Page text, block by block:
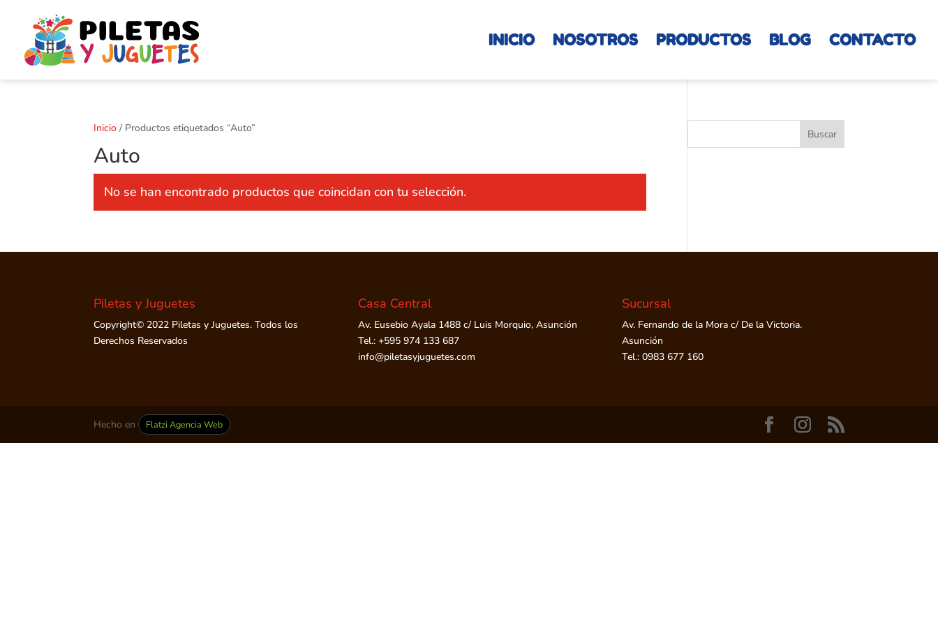
INICIO NOSOTROS PRODUCTOS BLOG CONTACTO
Inicio / Productos etiquetados “Auto”
Auto
No se han encontrado productos que coincidan con tu selección.
Piletas y Juguetes
Copyright© 2022 Piletas y Juguetes. Todos los
Derechos Reservados
Casa Central
Av. Eusebio Ayala 1488 c/ Luis Morquio, Asunción
Tel.: +595 974 133 687
info@piletasyjuguetes.com
Sucursal
Av. Fernando de la Mora c/ De la Victoria.
Asunción
Tel.: 0983 677 160
Hecho en Flatzi Agencia Web